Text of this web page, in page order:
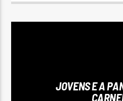
JOVENS E A